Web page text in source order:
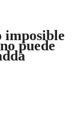
imposible
puede